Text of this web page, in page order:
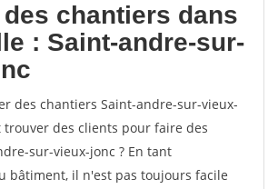
chantiers dans
: Saint-andre-sur-
des chantiers Saint-andre-sur-vieux-
trouver des clients pour faire des
sur-vieux-jonc ? En tant
bâtiment, il n'est pas toujours facile